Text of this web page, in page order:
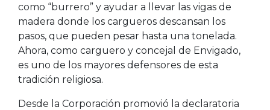
como “burrero” y ayudar a llevar las vigas de
madera donde los cargueros descansan los
pasos, que pueden pesar hasta una tonelada.
Ahora, como carguero y concejal de Envigado,
es uno de los mayores defensores de esta
tradición religiosa.
Desde la Corporación promovió la declaratoria